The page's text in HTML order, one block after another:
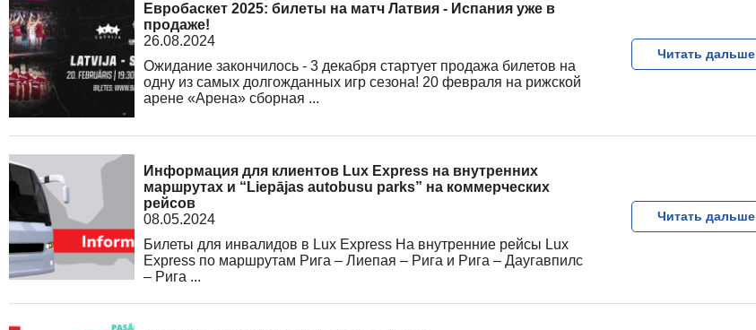
Евробаскет 2025: билеты на матч Латвия - Испания уже в
продаже!
26.08.2024
Ожидание закончилось - 3 декабря стартует продажа билетов на
одну из самых долгожданных игр сезона! 20 февраля на рижской
арене «Арена» сборная ...
Читать дальше
Информация для клиентов Lux Express на внутренних
маршрутах и “Liepājas autobusu parks” на коммерческих
рейсов
08.05.2024
Билеты для инвалидов в Lux Express На внутренние рейсы Lux
Express по маршрутам Рига – Лиепая – Рига и Рига – Даугавпилс
– Рига ...
Читать дальше